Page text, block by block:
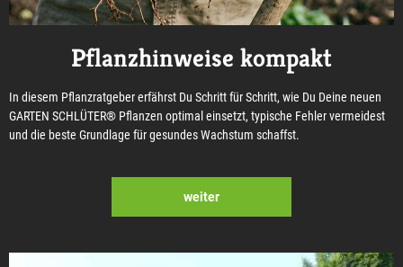
Pflanzhinweise kompakt
In diesem Pflanzratgeber erfährst Du Schritt für Schritt, wie Du Deine neuen
GARTEN SCHLÜTER® Pflanzen optimal einsetzt, typische Fehler vermeidest
und die beste Grundlage für gesundes Wachstum schaffst.
weiter